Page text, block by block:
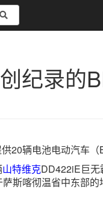
纪录的
20辆电池电动汽车
山特维克DD422iE巨无
斯喀彻温省中东部